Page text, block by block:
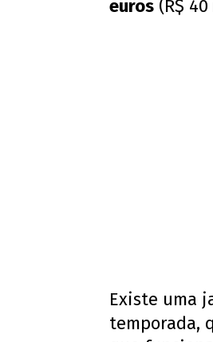
euros (R$
Existe uma
temporada,